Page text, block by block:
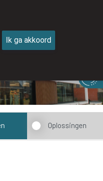
Oplossingen
Ik ga akkoord